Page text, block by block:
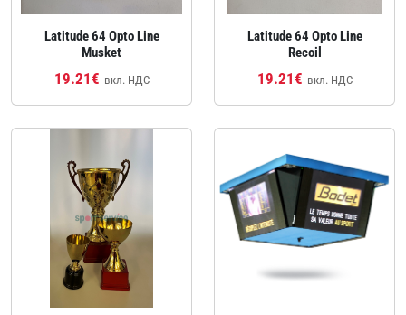
Latitude 64 Opto Line
Musket
19.21€ вкл. НДС
Latitude 64 Opto Line
Recoil
19.21€ вкл. НДС